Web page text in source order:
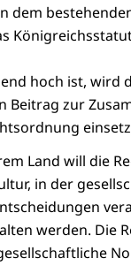
dem
hoch ist, wird
Beitrag zur
Land will die
in der
werden. Die